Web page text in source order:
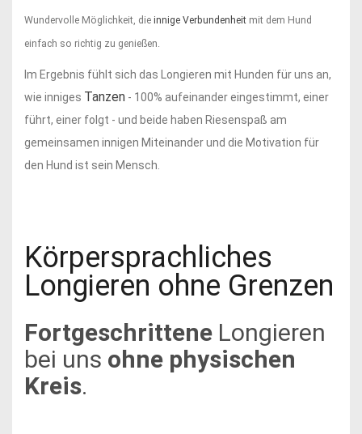
Wundervolle Möglichkeit, die innige Verbundenheit mit dem Hund
einfach so richtig zu genießen.
Im Ergebnis fühlt sich das Longieren mit Hunden für uns an,
wie inniges Tanzen - 100% aufeinander eingestimmt, einer
führt, einer folgt - und beide haben Riesenspaß am
gemeinsamen innigen Miteinander und die Motivation für
den Hund ist sein Mensch.
Körpersprachliches
Longieren ohne Grenzen
Fortgeschrittene Longieren
bei uns ohne physischen
Kreis.